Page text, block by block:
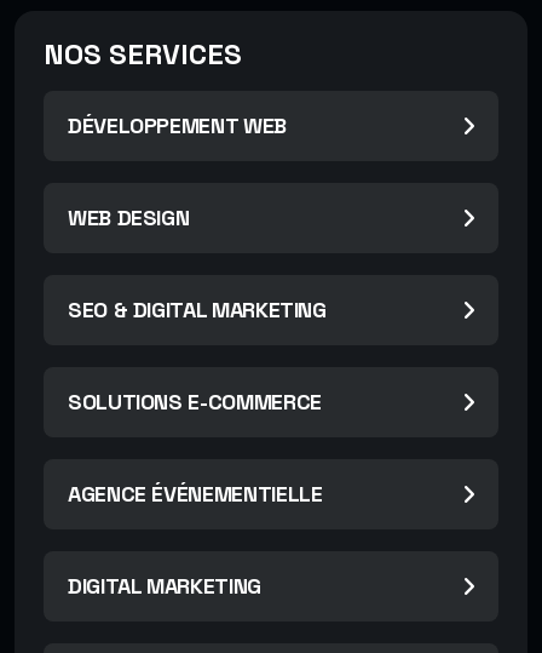
NOS SERVICES
DÉVELOPPEMENT WEB
WEB DESIGN
SEO & DIGITAL MARKETING
SOLUTIONS E-COMMERCE
AGENCE ÉVÉNEMENTIELLE
DIGITAL MARKETING